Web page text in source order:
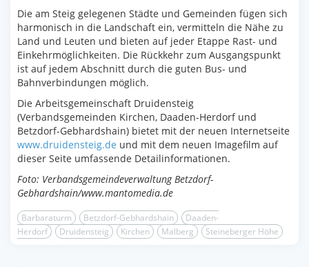
Die am Steig gelegenen Städte und Gemeinden fügen sich
harmonisch in die Landschaft ein, vermitteln die Nähe zu
Land und Leuten und bieten auf jeder Etappe Rast- und
Einkehrmöglichkeiten. Die Rückkehr zum Ausgangspunkt
ist auf jedem Abschnitt durch die guten Bus- und
Bahnverbindungen möglich.
Die Arbeitsgemeinschaft Druidensteig
(Verbandsgemeinden Kirchen, Daaden-Herdorf und
Betzdorf-Gebhardshain) bietet mit der neuen Internetseite
www.druidensteig.de und mit dem neuen Imagefilm auf
dieser Seite umfassende Detailinformationen.
Foto: Verbandsgemeindeverwaltung Betzdorf-
Gebhardshain/www.mantomedia.de
Barbaraturm Betzdorf-Gebhardshain
Daaden-
Herdorf
Druidensteig Kirchen Malberg Steineberger Höhe